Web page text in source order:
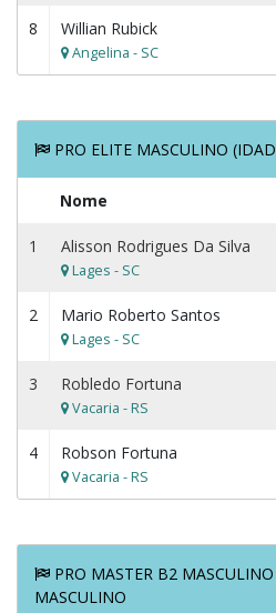
8 Willian Rubick
Angelina - SC
PRO ELITE MASCULINO
Nome
1 Alisson Rodrigues Da Silva
Lages - SC
2 Mario Roberto Santos
Lages - SC
3 Robledo Fortuna
Vacaria - RS
4 Robson Fortuna
Vacaria - RS
PRO MASTER B2
MASCULINO